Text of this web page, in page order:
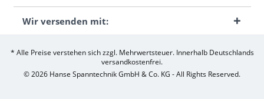
Wir versenden mit:
* Alle Preise verstehen sich zzgl. Mehrwertsteuer. Innerhalb Deutschlands
versandkostenfrei.
© 2026 Hanse Spanntechnik GmbH & Co. KG - All Rights Reserved.